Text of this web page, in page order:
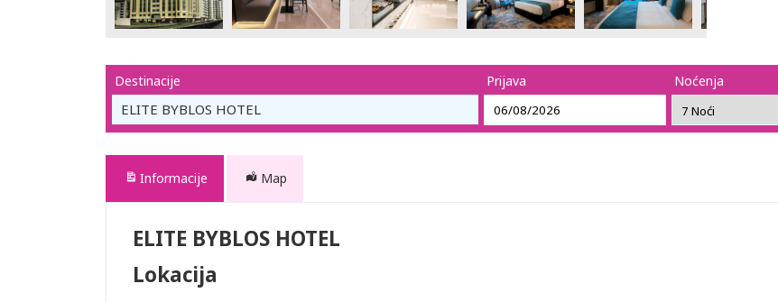
Destinacije
ELITE BYBLOS HOTEL
Prijava Noćenja
Informacije Map
ELITE BYBLOS HOTEL
Lokacija